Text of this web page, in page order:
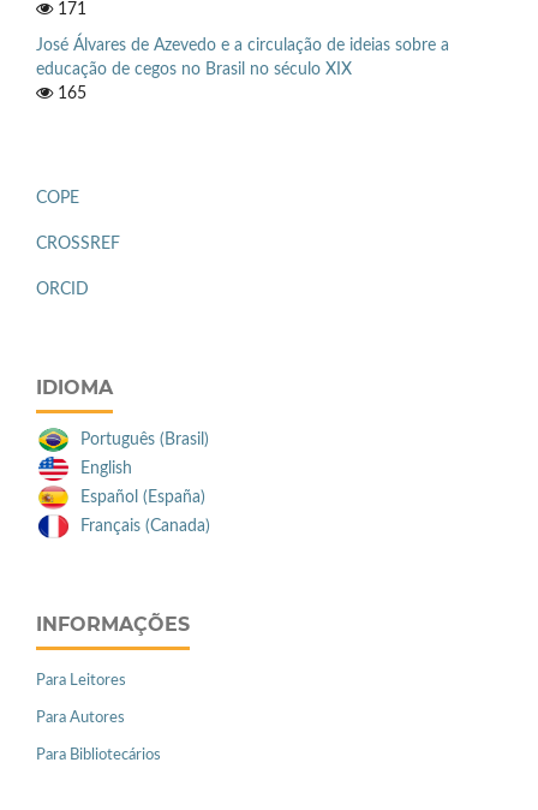
171
José Álvares de Azevedo e a circulação de ideias sobre a
educação de cegos no Brasil no século XIX
165
COPE
CROSSREF
ORCID
IDIOMA
Português (Brasil)
English
Español (España)
Français (Canada)
INFORMAÇÕES
Para Leitores
Para Autores
Para Bibliotecários